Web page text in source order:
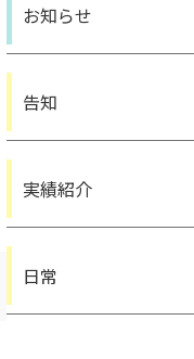
お知らせ
告知
実績紹介
日常